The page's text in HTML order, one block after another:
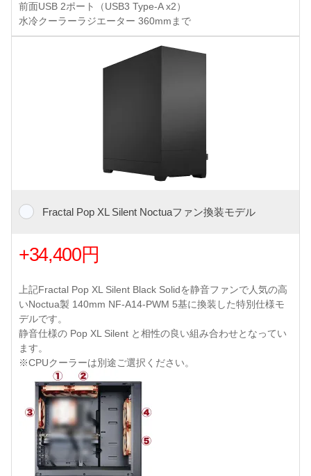
前面USB 2ポート（USB3 Type-A x2）
水冷クーラーラジエーター 360mmまで
Fractal Pop XL Silent Noctuaファン換装モデル
+34,400円
上記Fractal Pop XL Silent Black Solidを静音ファンで人気の高
いNoctua製 140mm NF-A14-PWM 5基に換装した特別仕様モ
デルです。
静音仕様の Pop XL Silent と相性の良い組み合わせとなってい
ます。
※CPUクーラーは別途ご選択ください。